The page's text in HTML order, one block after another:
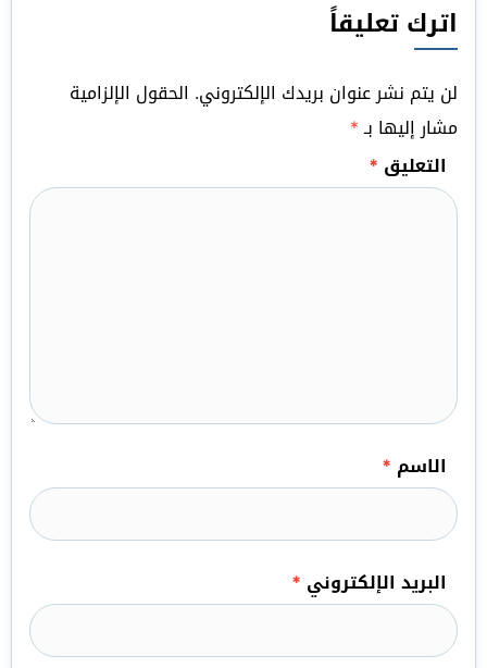
اترك تعليقاً
لن يتم نشر عنوان بريدك الإلكتروني. الحقول الإلزامية
مشار إليها بـ*
التعليق *
الاسم *
البريد الإلكتروني *